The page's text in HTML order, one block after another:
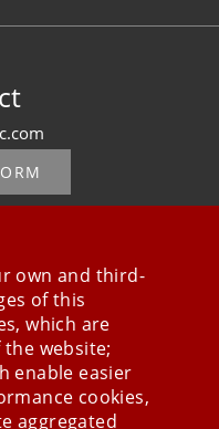
own and third-
of this
which are
website;
enable easier
cookies,
aggregated